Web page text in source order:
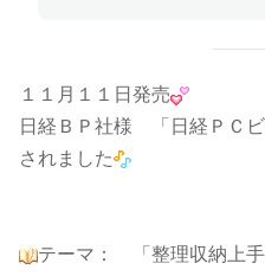
１１月１１日発売
日経ＢＰ社様 「日経ＰＣ
されました
テーマ： 「整理収納上手